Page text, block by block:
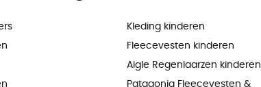
Kleding kinderen
Fleecevesten kinderen
Aigle Regenlaarzen kinderen
Patagonia Fleecevesten &